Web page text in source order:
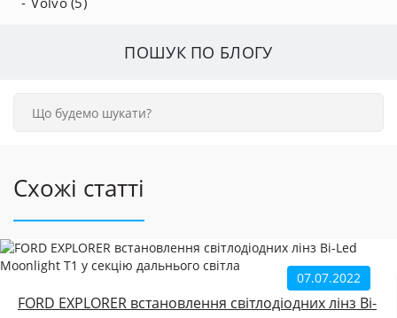
ПОШУК ПО БЛОГУ
Схожі статті
07.07.2022
FORD EXPLORER встановлення світлодіодних лінз Bi-